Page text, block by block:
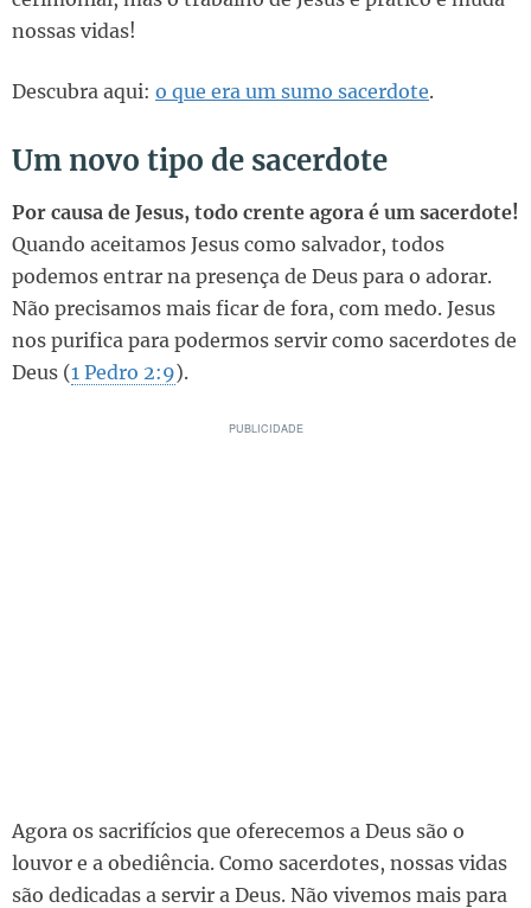
nossas vidas!
Descubra aqui: o que era um sumo sacerdote.
Um novo tipo de sacerdote
Por causa de Jesus, todo crente agora é um sacerdote!
Quando aceitamos Jesus como salvador, todos
podemos entrar na presença de Deus para o adorar.
Não precisamos mais ficar de fora, com medo. Jesus
nos purifica para podermos servir como sacerdotes de
Deus (1 Pedro 2:9).
Agora os sacrifícios que oferecemos a Deus são o
louvor e a obediência. Como sacerdotes, nossas vidas
são dedicadas a servir a Deus. Não vivemos mais para